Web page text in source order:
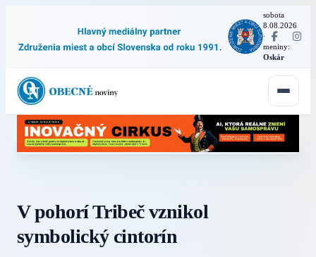
sobota
8.08.2026
·
meniny:
Oskár
V pohorí Tribeč vznikol
symbolický cintorín